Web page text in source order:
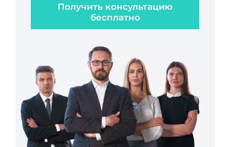
Получить консультацию
бесплатно